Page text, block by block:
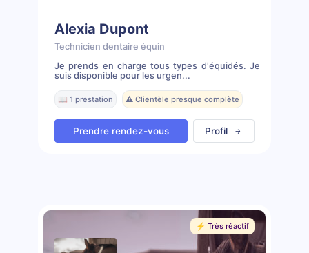
Alexia Dupont
Technicien dentaire équin
Je prends en charge tous types d'équidés. Je
suis disponible pour les urgen...
📖 1 prestation ⚠️ Clientèle presque complète
Prendre rendez-vous Profil
⚡️ Très réactif